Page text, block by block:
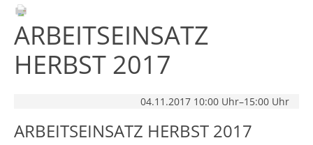
ARBEITSEINSATZ
HERBST 2017
04.11.2017 10:00 Uhr–15:00 Uhr
ARBEITSEINSATZ HERBST 2017